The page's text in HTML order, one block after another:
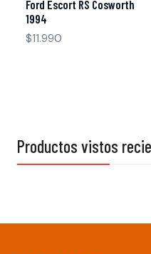
Ford Escort RS Cosworth
1994
$11.990
Productos vistos